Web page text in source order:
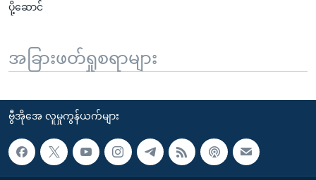
ပို့ဆောင်
အခြားဖတ်ရှုစရာများ
ဗွီအိုအေ လူမှုကွန်ယက်များ